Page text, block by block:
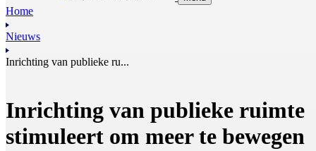
Home
Nieuws
Inrichting van publieke ru...
Inrichting van publieke ruimte
stimuleert om meer te bewegen